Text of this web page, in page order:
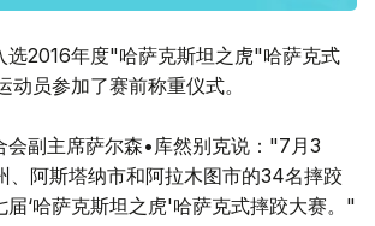
选2016年度"哈萨克斯坦之虎"哈萨克式
员参加了赛前称重仪式。
会副主席萨尔森•库然别克说："7月3
、阿斯塔纳市和阿拉木图市的34名摔跤
届‘哈萨克斯坦之虎'哈萨克式摔跤大赛。"